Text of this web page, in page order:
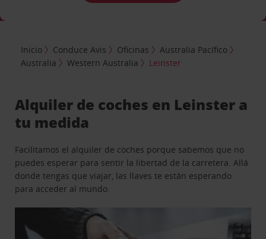
Inicio Conduce Avis Oficinas
Australia Pacífico
Australia
Western Australia Leinster
Alquiler de coches en Leinster a
tu medida
Facilitamos el alquiler de coches porque sabemos que no
puedes esperar para sentir la libertad de la carretera. Allá
donde tengas que viajar, las llaves te están esperando
para acceder al mundo.